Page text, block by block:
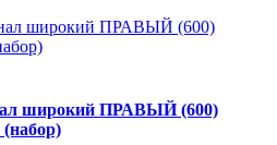
широкий ПРАВЫЙ (600)